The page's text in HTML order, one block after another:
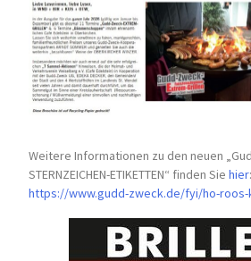
Weitere Informationen zu den neuen
STERNZEICHEN-ETIKETTEN“ finden Siehier:
https://www.gudd-zweck.de/fyi/ho-